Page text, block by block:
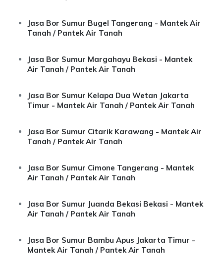
Jasa Bor Sumur Bugel Tangerang - Mantek Air
Tanah / Pantek Air Tanah
Jasa Bor Sumur Margahayu Bekasi - Mantek
Air Tanah / Pantek Air Tanah
Jasa Bor Sumur Kelapa Dua Wetan Jakarta
Timur - Mantek Air Tanah / Pantek Air Tanah
Jasa Bor Sumur Citarik Karawang - Mantek Air
Tanah / Pantek Air Tanah
Jasa Bor Sumur Cimone Tangerang - Mantek
Air Tanah / Pantek Air Tanah
Jasa Bor Sumur Juanda Bekasi Bekasi - Mantek
Air Tanah / Pantek Air Tanah
Jasa Bor Sumur Bambu Apus Jakarta Timur -
Mantek Air Tanah / Pantek Air Tanah